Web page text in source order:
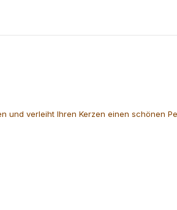
verleiht Ihren Kerzen einen schönen